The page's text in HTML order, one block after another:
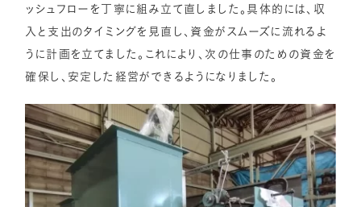
ッシュフローを丁寧に組み立て直しました。具体的には、収
入と支出のタイミングを見直し、資金がスムーズに流れるよ
うに計画を立てました。これにより、次の仕事のための資金を
確保し、安定した経営ができるようになりました。